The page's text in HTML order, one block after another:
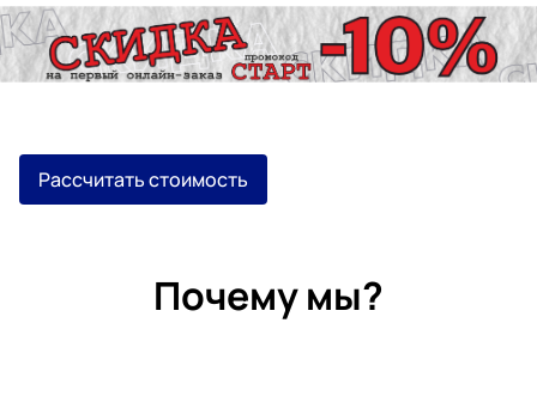
Рассчитать стоимость
Почему мы?